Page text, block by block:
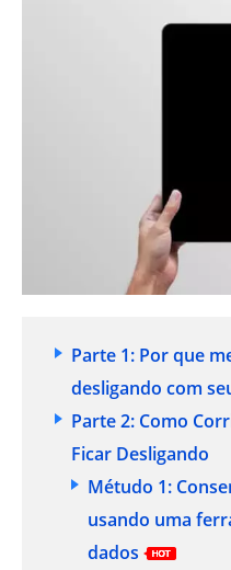
Parte 1: Por que
desligando com
Parte 2: Como
Ficar Desligando
Métudo 1:
usando uma
dados